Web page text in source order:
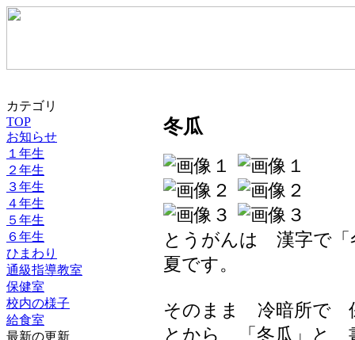
カテゴリ
TOP
お知らせ
１年生
２年生
３年生
４年生
５年生
６年生
ひまわり
通級指導教室
保健室
校内の様子
給食室
最新の更新
冬瓜
とうがんは 漢字で
夏です。
そのまま 冷暗所で
とから 「冬瓜」と